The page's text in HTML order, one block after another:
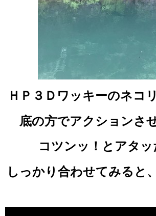
ＨＰ３Ｄワッキーのネコ
底の方でアクションさ
コツンッ！とアタ
しっかり合わせてみると